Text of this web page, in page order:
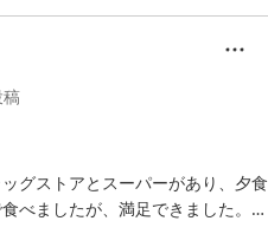
グストアとスーパーがあり、夕食
べましたが、満足できました。